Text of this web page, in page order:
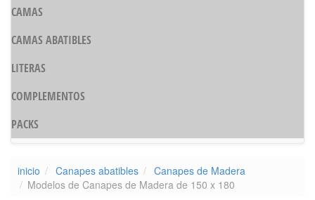
CAMAS
CAMAS ABATIBLES
LITERAS
COMPLEMENTOS
PACKS
inicio Canapes abatibles
Canapes de Madera
Modelos de Canapes de Madera de 150 x 180